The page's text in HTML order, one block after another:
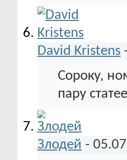
David Kristens
Сороку,
пару
Злодей -